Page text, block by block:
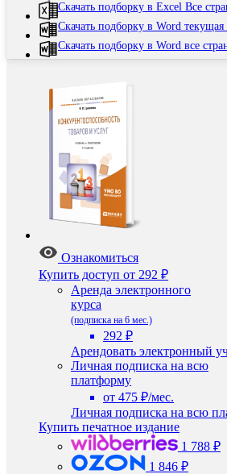
Скачать подборку в Excel Все
Скачать подборку в Word текущая
Скачать подборку в Word все
Ознакомиться
Купить доступ от 292 ₽
Аренда электронного
курса
(подписка на 6 мес.)
292 ₽
Арендовать электронный
Личная подписка на всю
платформу
от 475 ₽/мес.
Личная подписка на всю
Купить печатное издание
1 788 ₽
1 846 ₽